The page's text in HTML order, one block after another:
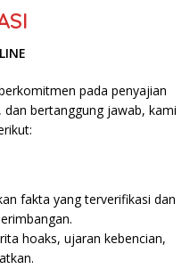
pada penyajian
bertanggung jawab, kami
fakta yang terverifikasi dan
hoaks, ujaran kebencian,